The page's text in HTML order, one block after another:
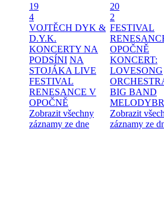
19
4
VOJTĚCH DYK &
D.Y.K.
KONCERTY NA
PODSÍNI NA
STOJÁKA LIVE
FESTIVAL
RENESANCE V
OPOČNĚ
Zobrazit všechny
záznamy ze dne
20
2
FESTIVAL
OPOČNĚ
KONCERT:
LOVESONG
BIG BAND
Zobrazit
záznamy ze